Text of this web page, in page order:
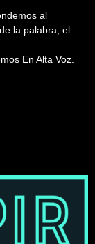
al
la palabra, el
En Alta Voz.